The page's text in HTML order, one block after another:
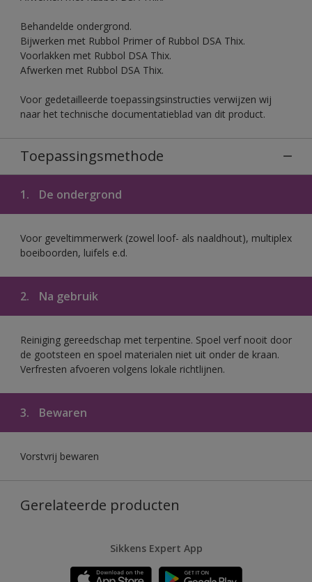
Behandelde ondergrond.
Bijwerken met Rubbol Primer of Rubbol DSA Thix.
Voorlakken met Rubbol DSA Thix.
Afwerken met Rubbol DSA Thix.
Voor gedetailleerde toepassingsinstructies verwijzen wij
naar het technische documentatieblad van dit product.
Toepassingsmethode
1. De ondergrond
Voor geveltimmerwerk (zowel loof- als naaldhout), multiplex
boeiboorden, luifels e.d.
2. Na gebruik
Reiniging gereedschap met terpentine. Spoel verf nooit door
de gootsteen en spoel materialen niet uit onder de kraan.
Verfresten afvoeren volgens lokale richtlijnen.
3. Bewaren
Vorstvrij bewaren
Gerelateerde producten
Sikkens Expert App